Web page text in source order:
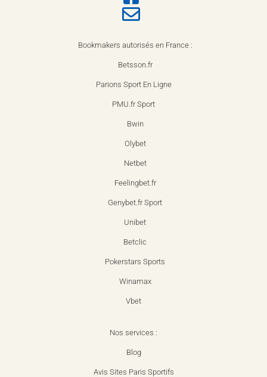
Bookmakers autorisés en France :
Betsson.fr
Parions Sport En Ligne
PMU.fr Sport
Bwin
Olybet
Netbet
Feelingbet.fr
Genybet.fr Sport
Unibet
Betclic
Pokerstars Sports
Winamax
Vbet
Nos services :
Blog
Avis Sites Paris Sportifs